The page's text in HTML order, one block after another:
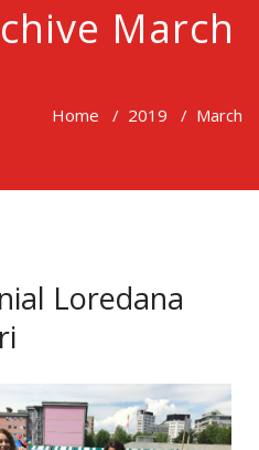
March
Home / 2019 / March
Loredana